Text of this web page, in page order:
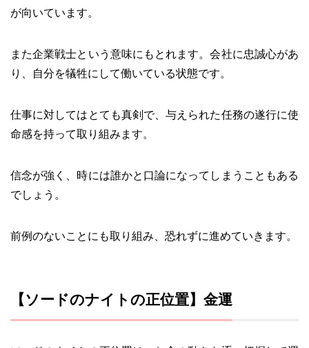
が向いています。
また企業戦士という意味にもとれます。会社に忠誠心があ
り、自分を犠牲にして働いている状態です。
仕事に対してはとても真剣で、与えられた任務の遂行に使
命感を持って取り組みます。
信念が強く、時には誰かと口論になってしまうこともある
でしょう。
前例のないことにも取り組み、恐れずに進めていきます。
【ソードのナイトの正位置】金運